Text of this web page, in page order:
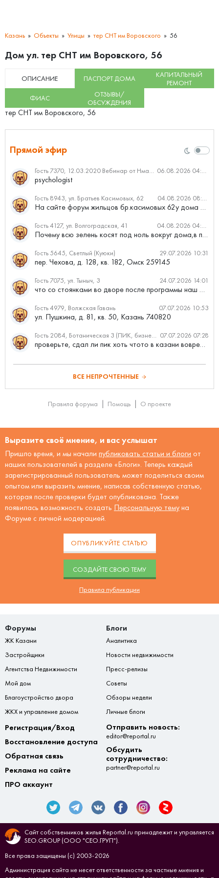
Казань Объекты Улицы тер СНТ им Воровского 56
Дом ул. тер СНТ им Воровского, 56
ОПИСАНИЕ ПАСПОРТ ДОМА
КАПИТАЛЬНЫЙ
РЕМОНТ
ФИАС
ОТЗЫВЫ/
ОБСУЖДЕНИЯ
тер СНТ им Воровского, 56
Прямой эфир
Гость 7370, 12.03.2020 Вебинар от Нмаркет.ПРО: «Актуальное об ипотеке: что нужно знать» 06.08.2026 04:00
psychologist
Гость 8943, ул. Братьев Касимовых, 62 04.08.2026 08:34
На сайте форум жильцов бр.касимовых 62у дома растут красивые...
Гость 4127, ул. Волгоградская, 41 04.08.2026 04:46
Почему всю зелень косят под ноль вокруг дома,в полисадниках....
Гость 5645, Светлый (Куюки) 29.07.2026 10:31
пер. Чехова, д. 128, кв. 182, Омск 259145
Гость 7075, ул. Тыныч, 3 24.07.2026 14:01
что со стоянками во дворе после программы наш двор
Гость 4979, Волжская Гавань 07.07.2026 10:53
ул. Пушкина, д. 81, кв. 50, Казань 740820
Гость 2084, Ботаническая 3 (ПИК, бизнес-класс) 07.07.2026 07:28
проверьте, сдал ли пик хоть чтото в казани вовремя?
ВСЕ НЕПРОЧТЕННЫЕ
Правила форума Помощь О проекте
Выразите своё мнение, и вас услышат
Пришло время, и мы начали публиковать статьи и блоги от
наших пользователей в разделе «Блоги». Теперь каждый
зарегистрированный пользователь может поделиться своим
опытом или выразить мнение, написав собственную статью,
которая после проверки будет опубликована. Также
появилась возможность создать Персональную тему на
Форуме с личной модерацией.
ОПУБЛИКУЙТЕ СТАТЬЮ
CОЗДАЙТЕ СВОЮ ТЕМУ
Правила публикации
Форумы
ЖК Казани
Застройщики
Агентства Недвижимости
Мой дом
Благоустройство двора
ЖКХ и управление домом
Блоги
Аналитика
Новости недвижимости
Пресс-релизы
Советы
Обзоры недели
Личные блоги
Регистрация/Вход
Восстановление доступа
Обратная связь
Реклама на сайте
ПРО аккаунт
Отправить новость:
editor@reportal.ru
Обсудить
сотрудничество:
partner@reportal.ru
Сайт собственников жилья Reportal.ru принадлежит и управляется
SEO.GROUP (ООО "СЕО.ГРУП").
Все права защищены (с) 2003-2026
Администрация сайта не несет ответственности за частные мнения и